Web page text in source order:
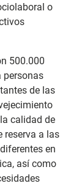
o
500.000
personas
de las
calidad de
reserva a las
en
así como